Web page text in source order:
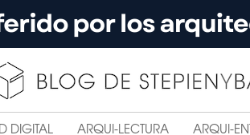
DIGITAL ARQUI-LECTURA ARQUI-